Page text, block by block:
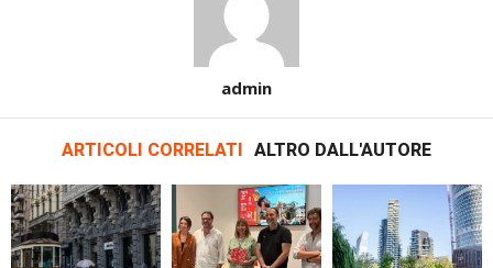
admin
ARTICOLI CORRELATI ALTRO DALL'AUTORE